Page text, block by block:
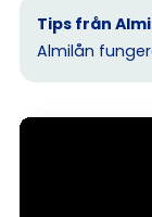
Tips från
Almilån